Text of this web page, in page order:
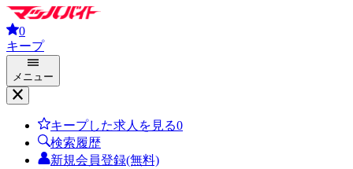
0
キープ
メニュー
キープした求人を見る0
検索履歴
新規会員登録(無料)